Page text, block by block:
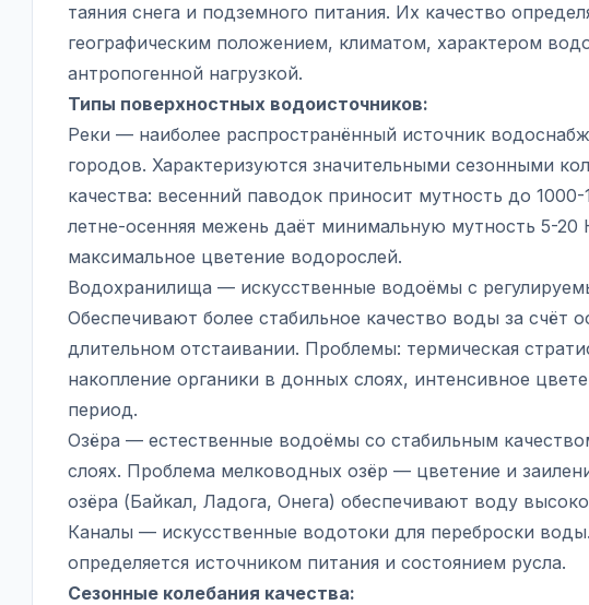
таяния снега и подземного питания. Их качество
географическим положением, климатом, характером
антропогенной нагрузкой.
Типы поверхностных водоисточников:
Реки — наиболее распространённый источник
городов. Характеризуются значительными сезонными
качества: весенний паводок приносит мутность до
летне-осенняя межень даёт минимальную мутность 5-
максимальное цветение водорослей.
Водохранилища — искусственные водоёмы с
Обеспечивают более стабильное качество воды за счёт
длительном отстаивании. Проблемы: термическая
накопление органики в донных слоях, интенсивное
период.
Озёра — естественные водоёмы со стабильным
слоях. Проблема мелководных озёр — цветение и
озёра (Байкал, Ладога, Онега) обеспечивают воду
Каналы — искусственные водотоки для переброски
определяется источником питания и состоянием русла.
Сезонные колебания качества: